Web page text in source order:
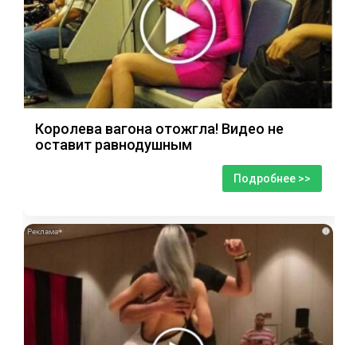
Королева вагона отожгла! Видео не
оставит равнодушным
Подробнее >>
i